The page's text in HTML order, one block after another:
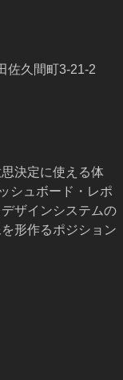
佐久間町3-21-2
決定に使える体
シュボード・レポ
ザインシステムの
形作るポジション